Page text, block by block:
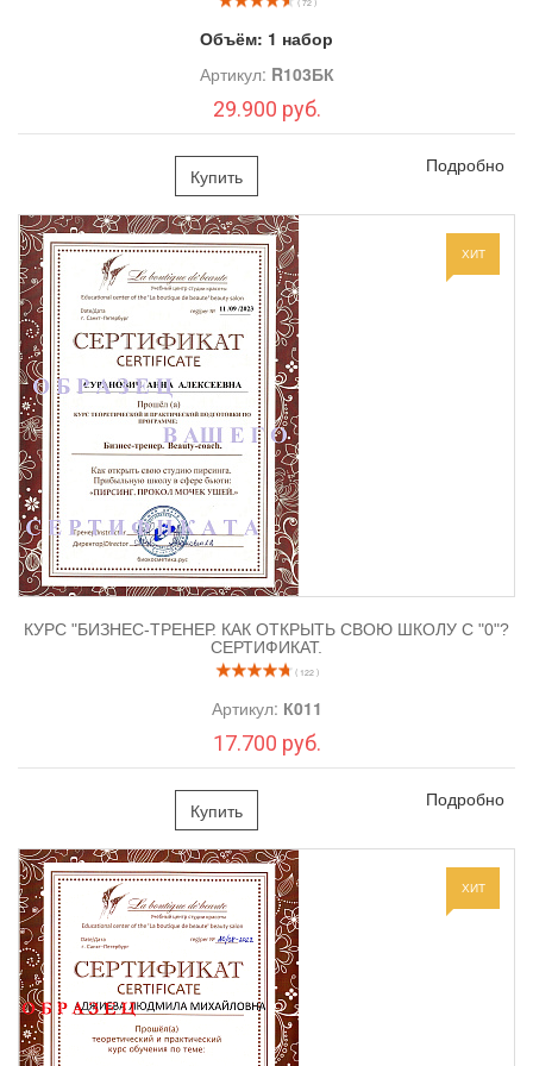
курсу обучение техникам выполнения следующих видов
Обучение по зонам прокола:
1.Пирсинг Носа:крыло носа – Нострил (Nostril), носовой
перегородки – Cептум (Septum), переносица Бридж (Bridge)
вертикальный и горизонтальный.
: мочки, хрящи и козелок:
- Трагус
- Антитрагус
- Рук
- Дэйс
- Конч
- Хеликс
- Флэт
- Индастриал
- Орбитал
3. Пирсинг Губы:вокруг и сами губы, уздечки.
4.
Пирсинг Брови. Пpoкoлы пo вepтикaли, горизонтальный
прокол, по диагонали.
5.
Пирсинг Языка.
6. Пирсинг Пупка и вокруг пупка.
Программа:
Теоретическая часть:
Обзор рынка оборудования для проколов.
Строение кожи в местах прокола.
Показания и противопоказания для проведения
процедуры.
Работа с клиентами. Психологические аспекты работы с
Объём: 1 набор
Артикул: R103БК
29.900 руб.
Купить Подробно
ХИТ
КУРС "БИЗНЕС-ТРЕНЕР. КАК ОТКРЫТЬ СВОЮ ШКОЛУ С "0"?
СЕРТИФИКАТ.
( 122 )
Артикул: К011
17.700 руб.
Купить Подробно
ХИТ